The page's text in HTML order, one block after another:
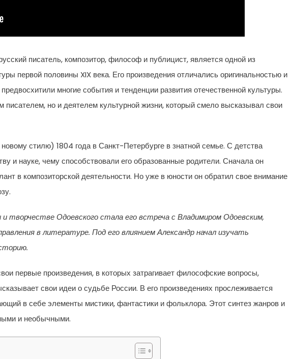
писатель, композитор, философ и публицист, является одной из
первой половины XIX века. Его произведения отличались оригинальностью и
многие события и тенденции развития отечественной культуры.
но и деятелем культурной жизни, который смело высказывал свои
стилю) 1804 года в Санкт-Петербурге в знатной семье. С детства
и науке, чему способствовали его образованные родители. Сначала он
в композиторской деятельности. Но уже в юности он обратил свое внимание
творчестве Одоевского стала его встреча с Владимиром Одоевским,
в литературе. Под его влиянием Александр начал изучать
первые произведения, в которых затрагивает философские вопросы,
свои идеи о судьбе России. В его произведениях прослеживается
в себе элементы мистики, фантастики и фольклора. Этот синтез жанров и
и необычными.